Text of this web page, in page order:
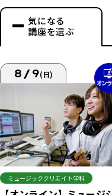
気になる
講座を選ぶ
8/9(日)
ミュージッククリエイト学科